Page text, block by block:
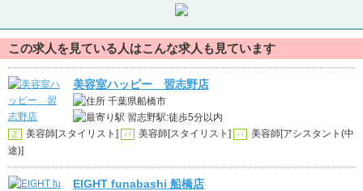
この求人を見ている人はこんな求人も見ています
美容室ハッピー 習志野店
千葉県船橋市
習志野駅:徒歩5分以内
正 美容師[スタイリスト] パ 美容師[スタイリスト] パ
美容師[アシスタント(中
途)]
EIGHT funabashi 船橋店